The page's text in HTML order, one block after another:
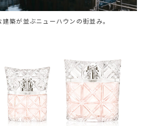
築が並ぶニューハウンの街並み。